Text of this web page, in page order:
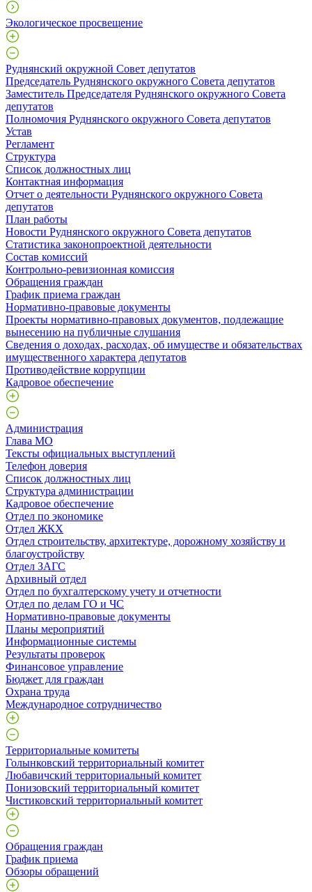
Экологическое просвещение
Руднянский окружной Совет депутатов
Председатель Руднянского окружного Совета депутатов
Заместитель Председателя Руднянского окружного Совета
депутатов
Полномочия Руднянского окружного Совета депутатов
Устав
Регламент
Структура
Список должностных лиц
Контактная информация
Отчет о деятельности Руднянского окружного Совета
депутатов
План работы
Новости Руднянского окружного Совета депутатов
Статистика законопроектной деятельности
Состав комиссий
Контрольно-ревизионная комиссия
Обращения граждан
График приема граждан
Нормативно-правовые документы
Проекты нормативно-правовых документов, подлежащие
вынесению на публичные слушания
Сведения о доходах, расходах, об имуществе и обязательствах
имущественного характера депутатов
Противодействие коррупции
Кадровое обеспечение
Администрация
Глава МО
Тексты официальных выступлений
Телефон доверия
Список должностных лиц
Структура администрации
Кадровое обеспечение
Отдел по экономике
Отдел ЖКХ
Отдел строительству, архитектуре, дорожному хозяйству и
благоустройству
Отдел ЗАГС
Архивный отдел
Отдел по бухгалтерскому учету и отчетности
Отдел по делам ГО и ЧС
Нормативно-правовые документы
Планы мероприятий
Информационные системы
Результаты проверок
Финансовое управление
Бюджет для граждан
Охрана труда
Международное сотрудничество
Территориальные комитеты
Голынковский территориальный комитет
Любавичский территориальный комитет
Понизовский территориальный комитет
Чистиковский территориальный комитет
Обращения граждан
График приема
Обзоры обращений